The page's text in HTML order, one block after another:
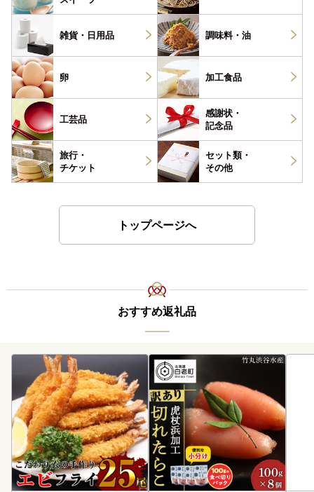
雑貨・ 日用品 調味料・ 油
卵 加工食品
工芸品
感謝状・
記念品
旅行・
チケット
セット類・
その他
トップページへ
おすすめ返礼品